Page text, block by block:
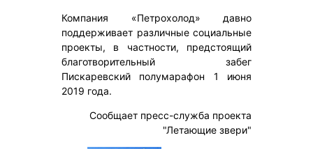
Компания «Петрохолод» давно
поддерживает различные социальные
проекты, в частности, предстоящий
благотворительный забег
Пискаревский полумарафон 1 июня
2019 года.
Сообщает пресс-служба проекта
"Летающие звери"